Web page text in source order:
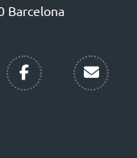
Barcelona